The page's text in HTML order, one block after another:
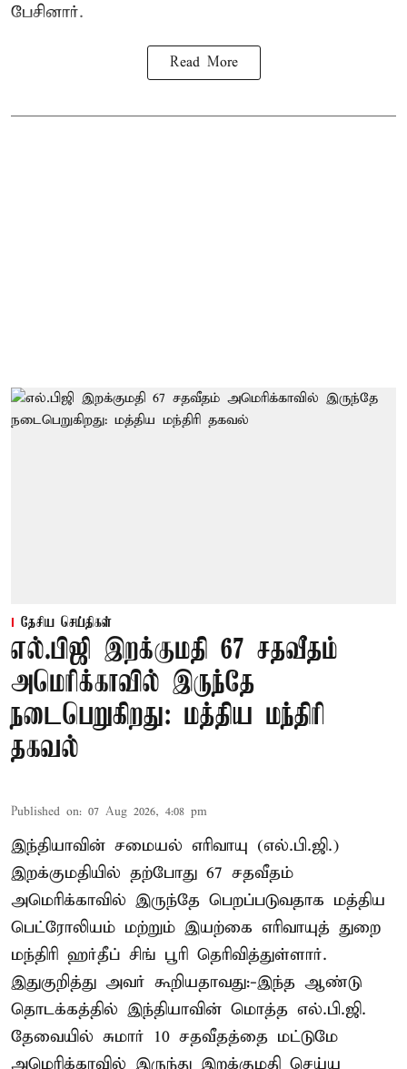
பேசினார்.
Read More
தேசிய செய்திகள்
எல்.பிஜி இறக்குமதி 67 சதவீதம்
அமெரிக்காவில் இருந்தே
நடைபெறுகிறது: மத்திய மந்திரி
தகவல்
Published on: 07 Aug 2026, 4:08 pm
இந்தியாவின் சமையல் எரிவாயு (எல்.பி.ஜி.)
இறக்குமதியில் தற்போது 67 சதவீதம்
அமெரிக்காவில் இருந்தே பெறப்படுவதாக மத்திய
பெட்ரோலியம் மற்றும் இயற்கை எரிவாயுத் துறை
மந்திரி ஹர்தீப் சிங் பூரி தெரிவித்துள்ளார்.
இதுகுறித்து அவர் கூறியதாவது:-இந்த ஆண்டு
தொடக்கத்தில் இந்தியாவின் மொத்த எல்.பி.ஜி.
தேவையில் சுமார் 10 சதவீதத்தை மட்டுமே
அமெரிக்காவில் இருந்து இறக்குமதி செய்ய